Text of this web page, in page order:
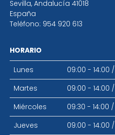
Sevilla, Andalucía 41018
España
Teléfono: 954 920 613
HORARIO
Lunes
09:00 - 14:00 /
Martes
09:00 - 14:00 /
Miércoles
09:30 - 14:00 /
Jueves
09:00 - 14:00 /